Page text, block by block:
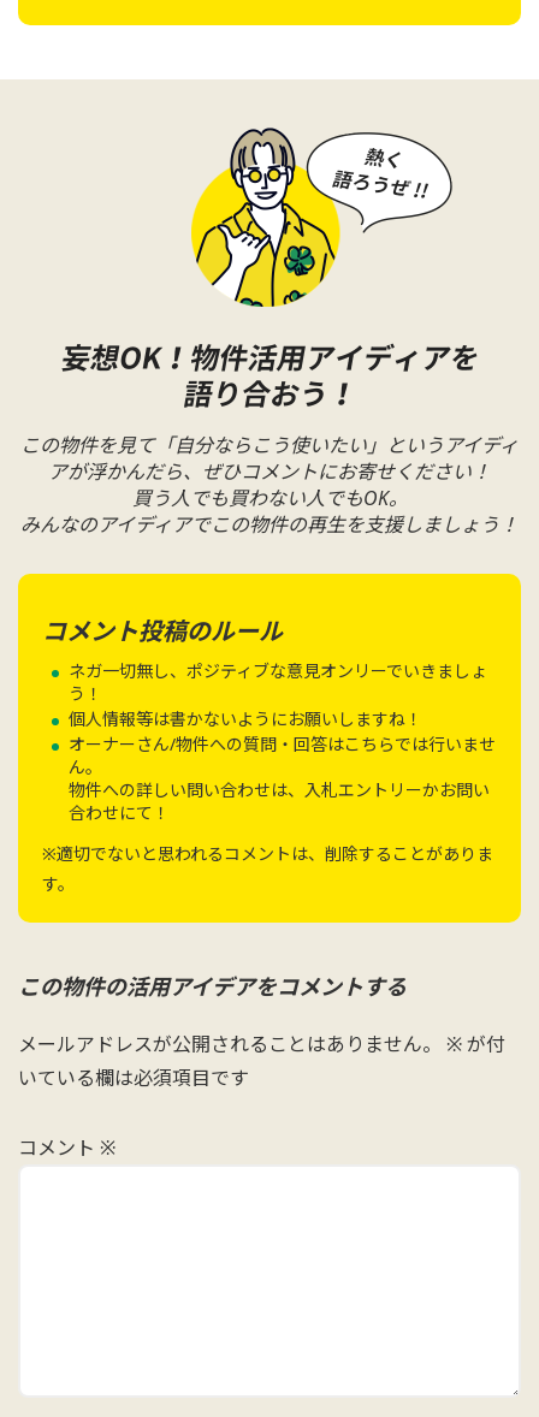
この物件を見て「自分ならこう使いたい」というアイディ
アが浮かんだら、 ぜひコメントにお寄せください！
買う人でも買わない人でもOK。
みんなのアイディアでこの物件の再生を支援しましょう！
コメント投稿のルール
ネガ一切無し、ポジティブな意見オンリーでいきましょ
う！
個人情報等は書かないようにお願いしますね！
オーナーさん/物件への質問・回答はこちらでは行いませ
ん。
物件への詳しい問い合わせは、入札エントリーかお問い
合わせにて！
※適切でないと思われるコメントは、削除することがありま
す。
この物件の活用アイデアをコメントする
メールアドレスが公開されることはありません。 ※が付
いている欄は必須項目です
コメント ※